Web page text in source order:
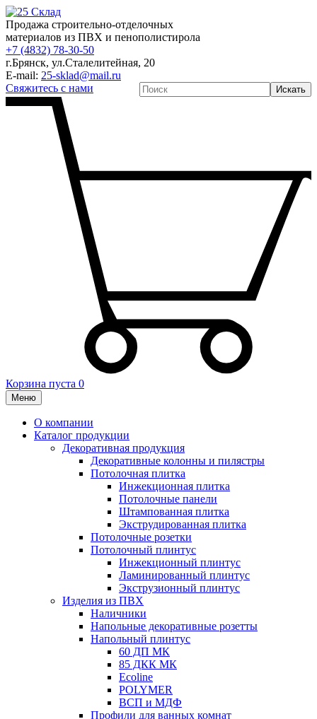
Продажа строительно-отделочных
материалов из ПВХ и пенополистирола
+7 (4832) 78-30-50
г.Брянск, ул.Сталелитейная, 20
E-mail: 25-sklad@mail.ru
Свяжитесь с нами
Искать
Корзина пуста 0
Меню
О компании
Каталог продукции
Декоративная продукция
Декоративные колонны и пилястры
Потолочная плитка
Инжекционная плитка
Потолочные панели
Штампованная плитка
Экструдированная плитка
Потолочные розетки
Потолочный плинтус
Инжекционный плинтус
Ламинированный плинтус
Экструзионный плинтус
Изделия из ПВХ
Наличники
Напольные декоративные розетты
Напольный плинтус
60 ДП МК
85 ДКК МК
Ecoline
POLYMER
ВСП и МДФ
Профили для ванных комнат